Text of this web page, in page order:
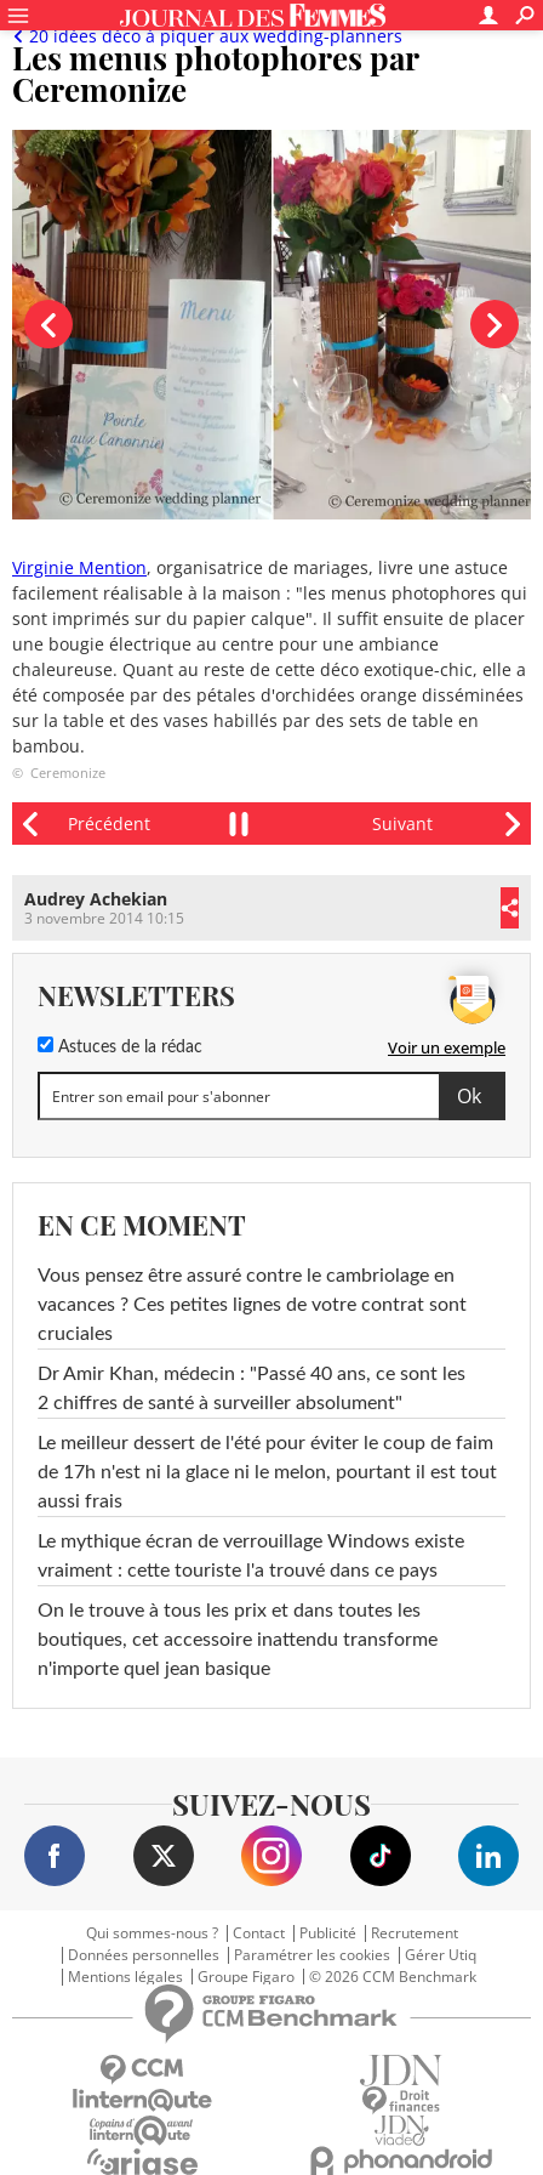
Les menus photophores par
Ceremonize
20 idées déco à piquer aux wedding-planners
Virginie Mention, organisatrice de mariages, livre une astuce
facilement réalisable à la maison : "les menus photophores qui
sont imprimés sur du papier calque". Il suffit ensuite de placer
une bougie électrique au centre pour une ambiance
chaleureuse. Quant au reste de cette déco exotique-chic, elle a
été composée par des pétales d'orchidées orange disséminées
sur la table et des vases habillés par des sets de table en
bambou.
© Ceremonize
Audrey Achekian
3 novembre 2014 10:15
NEWSLETTERS
Astuces de la rédac Voir un exemple
EN CE MOMENT
Vous pensez être assuré contre le cambriolage en
vacances ? Ces petites lignes de votre contrat sont
cruciales
Dr Amir Khan, médecin : "Passé 40 ans, ce sont les
2 chiffres de santé à surveiller absolument"
Le meilleur dessert de l'été pour éviter le coup de faim
de 17h n'est ni la glace ni le melon, pourtant il est tout
aussi frais
Le mythique écran de verrouillage Windows existe
vraiment : cette touriste l'a trouvé dans ce pays
On le trouve à tous les prix et dans toutes les
boutiques, cet accessoire inattendu transforme
n'importe quel jean basique
SUIVEZ-NOUS
Qui sommes-nous ? Contact Publicité
Recrutement
Données personnelles
Paramétrer les cookies
Gérer Utiq
Mentions légales
Groupe Figaro © 2026 CCM Benchmark